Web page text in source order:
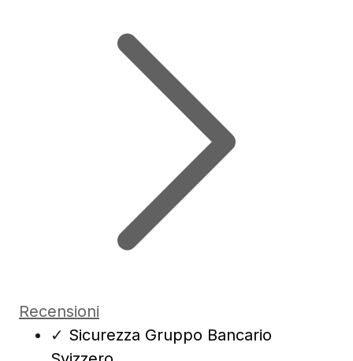
Recensioni
✓ Sicurezza Gruppo Bancario